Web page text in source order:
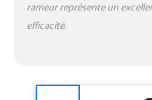
rameur représente un
efficacité.